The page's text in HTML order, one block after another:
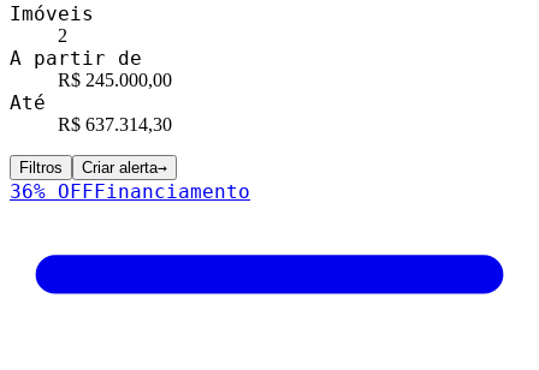
Imóveis
2
A partir de
R$ 245.000,00
Até
R$ 637.314,30
Filtros Criar alerta→
36% OFFFinanciamento